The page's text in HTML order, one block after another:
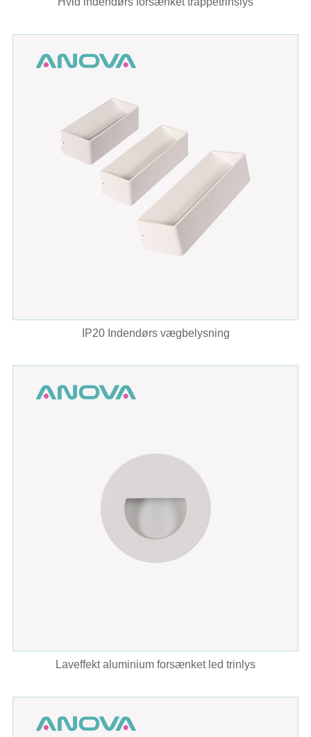
IP20 Indendørs vægbelysning
Laveffekt aluminium forsænket led trinlys